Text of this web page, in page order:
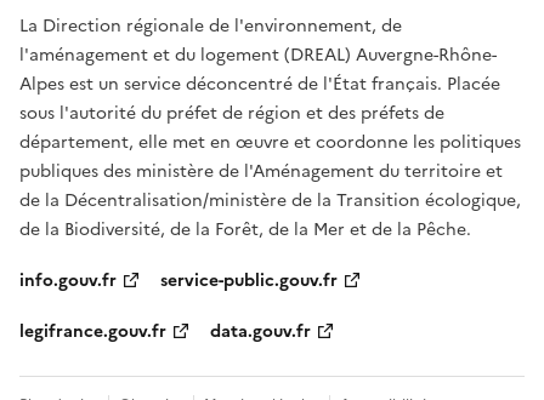
La Direction régionale de l'environnement, de
l'aménagement et du logement (DREAL) Auvergne-Rhône-
Alpes est un service déconcentré de l'État français. Placée
sous l'autorité du préfet de région et des préfets de
département, elle met en œuvre et coordonne les politiques
publiques des ministère de l'Aménagement du territoire et
de la Décentralisation/ministère de la Transition écologique,
de la Biodiversité, de la Forêt, de la Mer et de la Pêche.
info.gouv.fr
service-public.gouv.fr
legifrance.gouv.fr
data.gouv.fr